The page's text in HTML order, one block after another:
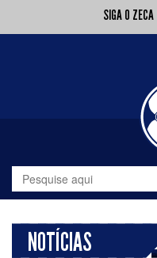
SIGA O ZECA
NOTÍCIAS